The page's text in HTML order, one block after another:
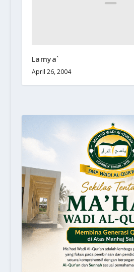
Lamya`
April 26, 2004